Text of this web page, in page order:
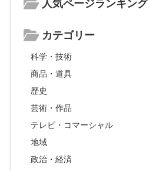
人気ページランキング
カテゴリー
科学・技術
商品・道具
歴史
芸術・作品
テレビ・コマーシャル
地域
政治・経済